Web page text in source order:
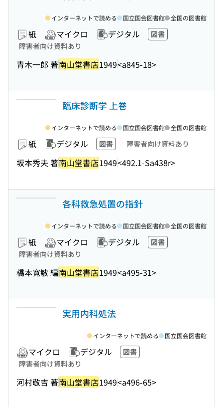
紙 マイクロ デジタル
図書
障害者向け資料あり
青木一郎 著南山堂書店1949<a845-18>
インターネットで読める 国立国会図書館 全国の図書館
臨床診断学 上巻
紙 デジタル 図書 障害者向け資料あり
坂本秀夫 著南山堂書店1949<492.1-Sa438r>
インターネットで読める 国立国会図書館 全国の図書館
各科救急処置の指針
紙 マイクロ デジタル
図書
障害者向け資料あり
橋本寛敏 編南山堂書店1949<a495-31>
インターネットで読める 国立国会図書館 全国の図書館
実用内科処法
マイクロ デジタル
図書
障害者向け資料あり
河村敬吉 著南山堂書店1949<a496-65>
インターネットで読める 国立国会図書館